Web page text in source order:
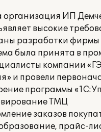
ИП
высокие
разработки фирмы
была принята в
компании
и провели
программы
ТМЦ
заказов
прайс-